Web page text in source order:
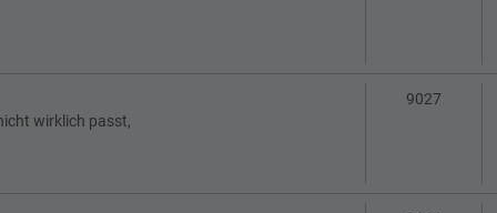
wirklich passt,
9027